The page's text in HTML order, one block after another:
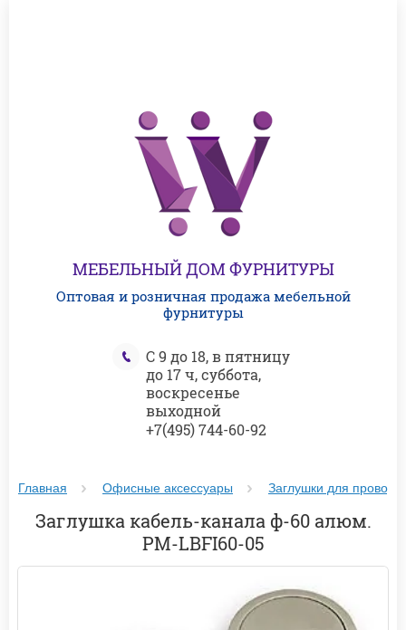
МЕБЕЛЬНЫЙ ДОМ ФУРНИТУРЫ
Оптовая и розничная продажа мебельной
фурнитуры
С 9 до 18, в пятницу
до 17 ч, суббота,
воскресенье
выходной
+7(495) 744-60-92
Главная Офисные аксессуары Заглушки для
Заглушка кабель-канала ф-60 алюм.
PM-LBFI60-05